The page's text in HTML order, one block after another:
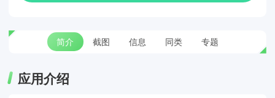
简介 截图 信息 同类 专题
应用介绍